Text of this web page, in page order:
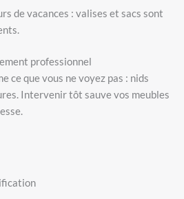
de vacances : valises et sacs sont
professionnel
ce que vous ne voyez pas : nids
Intervenir tôt sauve vos meubles